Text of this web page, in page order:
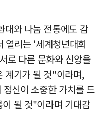
대와 나눔 전통에도 감
리는 '세계청년대회
로 다른 문화와 신앙을
계기가 될 것"이라며,
신이 소중한 가치를 드
될 것"이라며 기대감